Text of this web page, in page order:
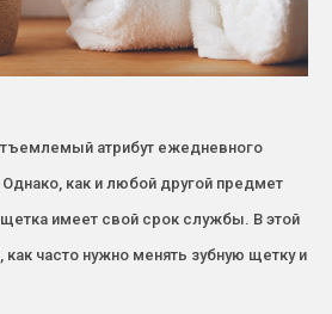
атрибут ежедневного
как и любой другой предмет
щетка имеет свой срок службы. В этой
часто нужно менять зубную щетку и